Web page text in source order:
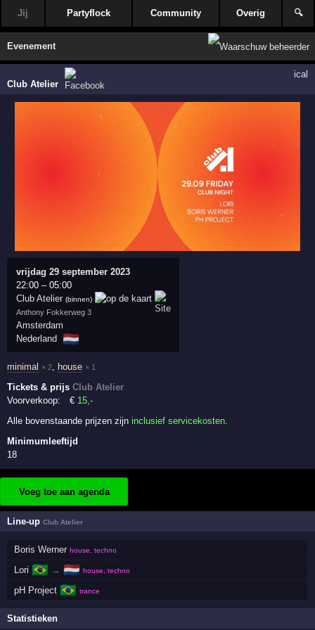
Jij Partyflock Community Overig 🔍
Evenement
Club Atelier
ical
vrijdag 29 september 2023
22:00 –05:00
Club Atelier (binnen)
Anthony Fokkerweg 3
Amsterdam
Nederland
🇳🇱
minimal × 2 house × 1
Tickets & prijsClub Atelier
Voorverkoop:
€ 15 ,-
Alle bovenstaande prijzen zijninclusief servicekosten.
Minimumleeftijd
18
Voeg toe aan agenda
Line-upClub Atelier
Boris Werner house, techno
Lori 🇧🇷 → 🇳🇱 house, techno
pH Project 🇧🇷 trance
Statistieken